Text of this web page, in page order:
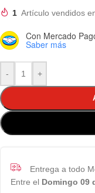
1 Artículo vendidos
Con Mercado
Saber más
- +
Entrega a todo
Entre el Domingo 09